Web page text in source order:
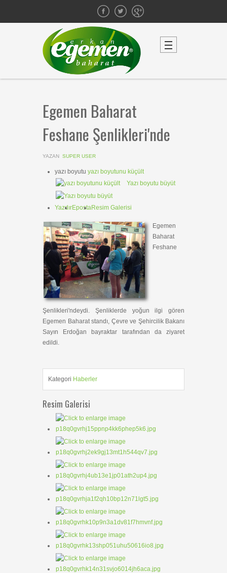
Egemen Baharat
Feshane Şenlikleri'nde
YAZAN SUPER USER
yazı boyutu yazı boyutunu küçült
Yazı boyutu büyüt
YazdırEpostaResim Galerisi
Egemen
Baharat
Feshane
Şenlikleri'ndeydi. Şenliklerde yoğun ilgi gören
Egemen Baharat standı, Çevre ve Şehircilik Bakanı
Sayın Erdoğan bayraktar tarafından da ziyaret
edildi.
Kategori Haberler
Resim Galerisi